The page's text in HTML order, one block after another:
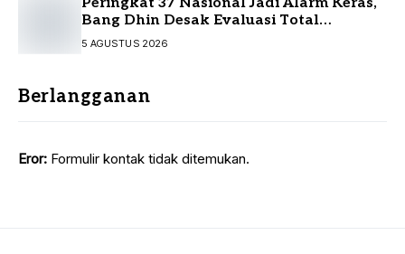
Bang Dhin Desak Evaluasi Total
Pelayanan Investasi Kalsel
5 AGUSTUS 2026
Berlangganan
Eror: Formulir kontak tidak ditemukan.